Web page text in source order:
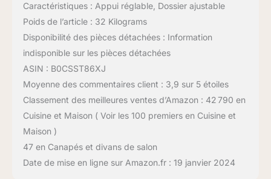
Caractéristiques : Appui réglable, Dossier ajustable
Poids de l’article : 32 Kilograms
Disponibilité des pièces détachées : Information
indisponible sur les pièces détachées
ASIN : B0CSST86XJ
Moyenne des commentaires client : 3,9 sur 5 étoiles
Classement des meilleures ventes d’Amazon : 42 790 en
Cuisine et Maison ( Voir les 100 premiers en Cuisine et
Maison )
47 en Canapés et divans de salon
Date de mise en ligne sur Amazon.fr : 19 janvier 2024